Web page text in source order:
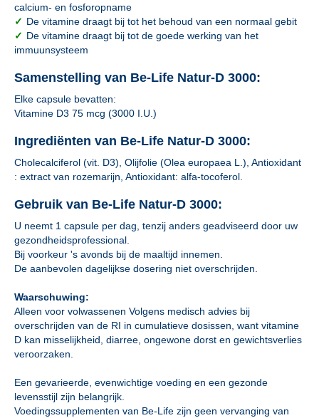
calcium- en fosforopname
✓ De vitamine draagt bij tot het behoud van een normaal gebit
✓ De vitamine draagt bij tot de goede werking van het
immuunsysteem
Samenstelling van Be-Life Natur-D 3000:
Elke capsule bevatten:
Vitamine D3 75 mcg (3000 I.U.)
Ingrediënten van Be-Life Natur-D 3000:
Cholecalciferol (vit. D3), Olijfolie (Olea europaea L.), Antioxidant
: extract van rozemarijn, Antioxidant: alfa-tocoferol.
Gebruik van Be-Life Natur-D 3000:
U neemt 1 capsule per dag, tenzij anders geadviseerd door uw
gezondheidsprofessional.
Bij voorkeur 's avonds bij de maaltijd innemen.
De aanbevolen dagelijkse dosering niet overschrijden.
Waarschuwing:
Alleen voor volwassenen Volgens medisch advies bij
overschrijden van de RI in cumulatieve dosissen, want vitamine
D kan misselijkheid, diarree, ongewone dorst en gewichtsverlies
veroorzaken.
Een gevarieerde, evenwichtige voeding en een gezonde
levensstijl zijn belangrijk.
Voedingssupplementen van Be-Life zijn geen vervanging van